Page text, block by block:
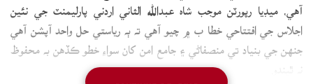
آهي، ميڊيا رپورٽن موجب شاه عبدالله الثاني اردني پارليمنٽ جي نئين
اجلاس جي افتتاحي خطا ب ۾ چيو آهي ته ٻه رياستي حل واحد آپشن آهي
جنهن جي بنياد تي منصفاڻي ۽ جامع امن کان سواءِ خطو ڪڏهن به محفوظ